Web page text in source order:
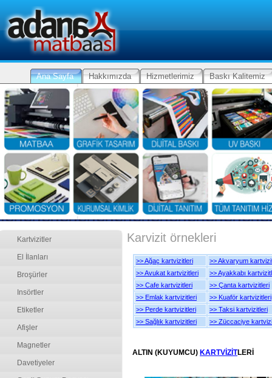
Ana Sayfa Hakkımızda Hizmetlerimiz Baskı Kalitemiz
Kartvizitler
El İlanları
Broşürler
Insörtler
Etiketler
Afişler
Magnetler
Davetiyeler
Karvizit örnekleri
>> Ağaç kartvizitleri
>> Akvaryum
>> Avukat kartvizitleri
>> Ayakkabı
>> Cafe kartvizitleri
>> Çanta kartvizitleri
>> Emlak kartvizitleri
>> Kuaför kartvizitleri
>> Perde kartvizitleri
>> Taksi kartvizitleri
>> Sağlık kartvizitleri
>> Züccaciye
ALTIN (KUYUMCU) KARTVİZİTLERİ